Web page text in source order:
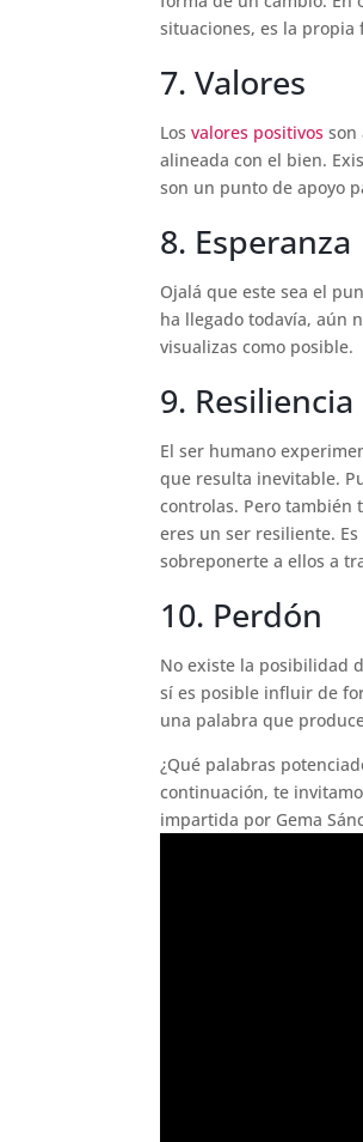
situaciones, es la
7. Valores
Losvalores positivos son
alineada con el bien.
son un punto de apoyo
8. Esperanza
Ojalá que este sea el
ha llegado todavía, aún
visualizas como posible.
9. Resiliencia
El ser humano
que resulta inevitable.
controlas. Pero
eres un ser resiliente.
sobreponerte a ellos a
10. Perdón
No existe la posibilidad
sí es posible influir de
una palabra que
¿Qué palabras
continuación, te
impartida por Gema